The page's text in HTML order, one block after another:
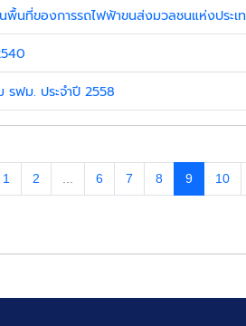
นที่ของการรถไฟฟ้าขนส่งมวลชนแห่งประเ
ฟม. ประจำปี 2558
1 2 6 7 8 9 10